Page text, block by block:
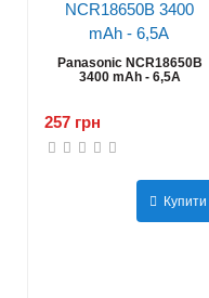
Panasonic NCR18650B
3400 mAh - 6,5А
257 грн
Купити